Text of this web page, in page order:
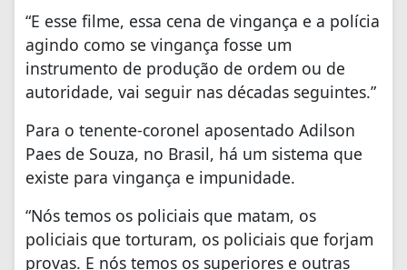
“E esse filme, essa cena de vingança e a polícia
agindo como se vingança fosse um
instrumento de produção de ordem ou de
autoridade, vai seguir nas décadas seguintes.”
Para o tenente-coronel aposentado Adilson
Paes de Souza, no Brasil, há um sistema que
existe para vingança e impunidade.
“Nós temos os policiais que matam, os
policiais que torturam, os policiais que forjam
provas. E nós temos os superiores e outras